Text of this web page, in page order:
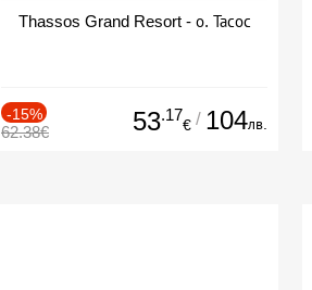
Thassos Grand Resort - о. Тасос
-15%
62.38€ 53.17
€ / 104лв.